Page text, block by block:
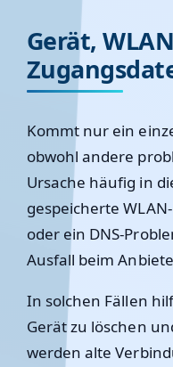
Gerät,
Kommt nur ein
obwohl andere
Ursache häufig in
gespeicherte
oder ein DNS-
Ausfall beim
In solchen Fällen
Gerät zu löschen
werden alte